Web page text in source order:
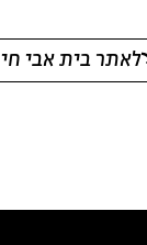
לאתר בית אבי חי